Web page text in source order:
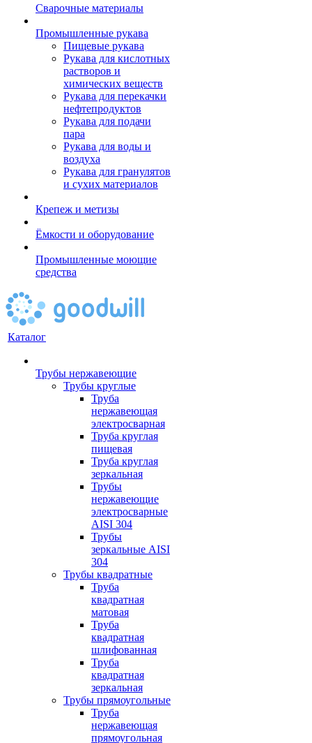
Сварочные материалы
Промышленные рукава
Пищевые рукава
Рукава для кислотных
растворов и
химических веществ
Рукава для перекачки
нефтепродуктов
Рукава для подачи
пара
Рукава для воды и
воздуха
Рукава для гранулятов
и сухих материалов
Крепеж и метизы
Ёмкости и оборудование
Промышленные моющие
средства
Каталог
Трубы нержавеющие
Трубы круглые
Труба
нержавеющая
электросварная
Труба круглая
пищевая
Труба круглая
зеркальная
Трубы
нержавеющие
электросварные
AISI 304
Трубы
зеркальные AISI
304
Трубы квадратные
Труба
квадратная
матовая
Труба
квадратная
шлифованная
Труба
квадратная
зеркальная
Трубы прямоугольные
Труба
нержавеющая
прямоугольная